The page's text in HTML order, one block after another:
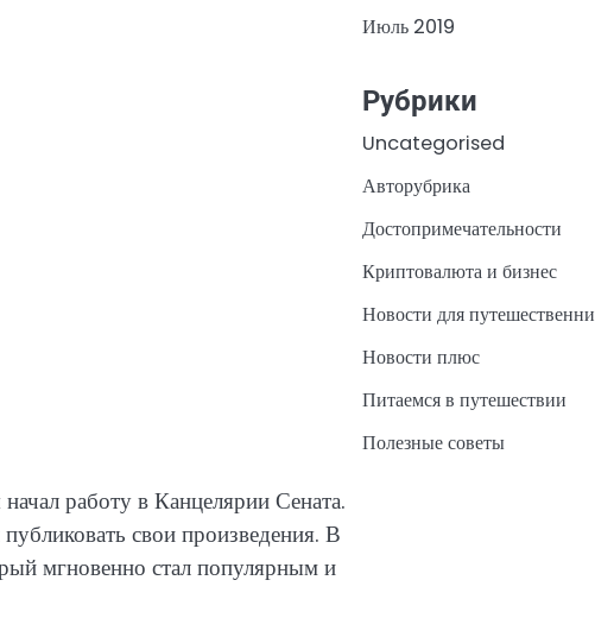
работу в Канцелярии Сената.
свои произведения. В
мгновенно стал популярным и
Июль 2019
Рубрики
Uncategorised
Авторубрика
Достопримечательности
Криптовалюта и бизнес
Новости для
Новости плюс
Питаемся в путешествии
Полезные советы